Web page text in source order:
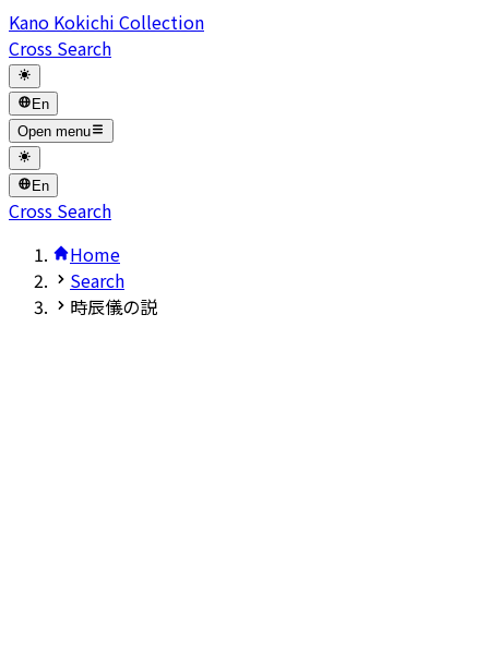
Kano Kokichi Collection
Cross Search
En
Open menu
En
Cross Search
Home
Search
時辰儀の説